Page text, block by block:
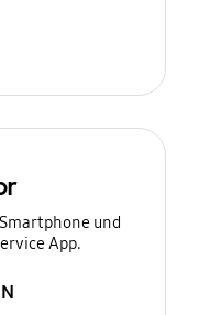
und
App.